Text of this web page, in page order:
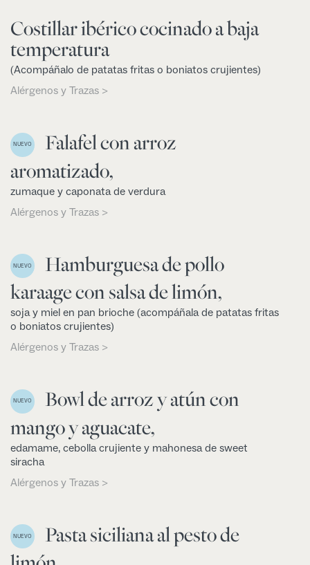
Costillar ibérico cocinado a baja
temperatura
(Acompáñalo de patatas fritas o boniatos crujientes)
Alérgenos y Trazas >
NUEVO
Falafel con arroz
aromatizado,
zumaque y caponata de verdura
Alérgenos y Trazas >
NUEVO
Hamburguesa de pollo
karaage con salsa de limón,
soja y miel en pan brioche (acompáñala de patatas fritas
o boniatos crujientes)
Alérgenos y Trazas >
NUEVO
Bowl de arroz y atún con
mango y aguacate,
edamame, cebolla crujiente y mahonesa de sweet
siracha
Alérgenos y Trazas >
NUEVO
Pasta siciliana al pesto de